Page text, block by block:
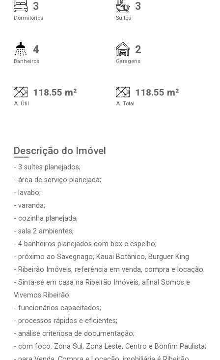
3
Dormitórios
3
Suítes
4
Banheiros
2
Garagens
118.55 m²
A. Útil
118.55 m²
A. Total
Descrição do Imóvel
- 3 suítes planejados;
- área de serviço planejada;
- lavabo;
- varanda;
- cozinha planejada;
- sala 2 ambientes;
- 4 banheiros planejados com box e espelho;
- próximo ao Savegnago, Kauai Botânico, Burguer King
- Ribeirão Imóveis, referência em venda, compra e locação.
- Sinta-se em casa na Ribeirão Imóveis, afinal Somos e
Vivemos Ribeirão:
- funcionários capacitados;
- processos rápidos e eficientes;
- análise criteriosa de documentação;
- com foco: Zona Sul, Zona Leste, Centro e Bonfim Paulista;